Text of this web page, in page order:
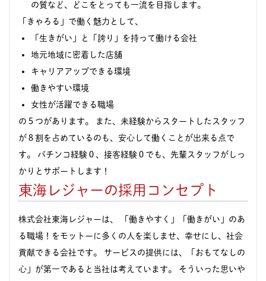
の質など、どこをとっても一流を目指します。
「きゃろる」で働く魅力として、
「生きがい」と「誇り」を持って働ける会社
地元地域に密着した店舗
キャリアアップできる環境
働きやすい環境
女性が活躍できる職場
の５つがあります。 また、未経験からスタートしたスタッフ
が８割を占めているのも、安心して働くことが出来る点で
す。 パチンコ経験０、接客経験０でも、先輩スタッフがしっ
かりとサポートします！
東海レジャーの採用コンセプト
株式会社東海レジャーは、 「働きやすく」「働きがい」のあ
る職場！をモットーに多くの人を楽しませ、幸せにし、社会
貢献できる会社です。 サービスの提供には、「おもてなしの
心」が第一であると当社は考えています。 そういった思いや